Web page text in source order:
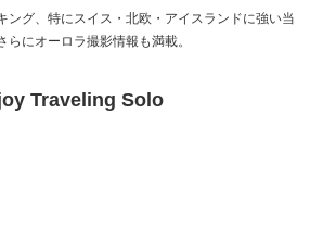
ング、特にスイス・北欧・アイスランドに強い当
らにオーロラ撮影情報も満載。
Traveling Solo